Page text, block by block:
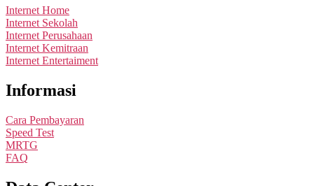
Internet Home
Internet Sekolah
Internet Perusahaan
Internet Kemitraan
Internet Entertaiment
Informasi
Cara Pembayaran
Speed Test
MRTG
FAQ